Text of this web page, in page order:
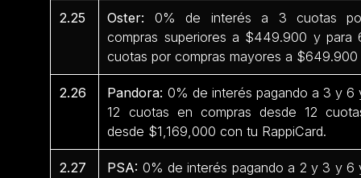
2.25 Oster: 0% de interés a 3 cuotas
compras superiores a $449.900 y para
cuotas por compras mayores a
2.26 Pandora: 0% de interés pagando a 3 y 6
12 cuotas en compras desde 12
desde $1,169,000 con tu RappiCard.
2.27 PSA: 0% de interés pagando a 2 y 3 y 6